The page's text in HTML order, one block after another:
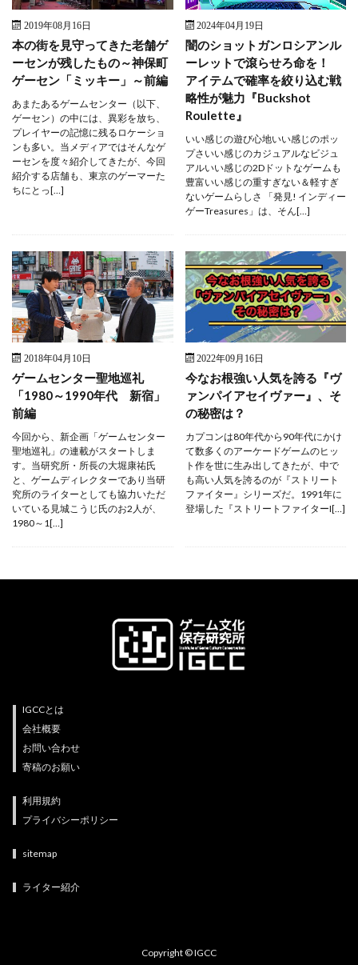
2019年08月16日
本の街を見守ってきた老舗ゲ
ーセンが残したもの～神保町
ゲーセン「ミッキー」～前編
あまたあるゲームセンター（以下、
ゲーセン）の中には、異彩を放ち、
プレイヤーの記憶に残るロケーショ
ンも多い。当メディアではそんなゲ
ーセンを度々紹介してきたが、今回
紹介する店舗も、東京のゲーマーた
ちにとっ[…]
2024年04月19日
闇のショットガンロシアンル
ーレットで滾らせろ命を！
アイテムで確率を絞り込む戦
略性が魅力『Buckshot
Roulette』
いい感じの遊び心地いい感じのポッ
プさいい感じのカジュアルなビジュ
アルいい感じの2Dドットなゲームも
豊富いい感じの重すぎない＆軽すぎ
ないゲームらしさ 「発見! インディー
ゲーTreasures」は、そん[…]
2018年04月10日
ゲームセンター聖地巡礼
「1980～1990年代 新宿」
前編
今回から、新企画「ゲームセンター
聖地巡礼」の連載がスタートしま
す。当研究所・所長の大堀康祐氏
と、ゲームディレクターであり当研
究所のライターとしても協力いただ
いている見城こうじ氏のお2人が、
1980～1[…]
2022年09月16日
今なお根強い人気を誇る『ヴ
ァンパイアセイヴァー』、そ
の秘密は？
カプコンは80年代から90年代にかけ
て数多くのアーケードゲームのヒッ
ト作を世に生み出してきたが、中で
も高い人気を誇るのが『ストリート
ファイター』シリーズだ。1991年に
登場した『ストリートファイターI[…]
IGCCとは
会社概要
お問い合わせ
寄稿のお願い
利用規約
プライバシーポリシー
sitemap
ライター紹介
Copyright © IGCC